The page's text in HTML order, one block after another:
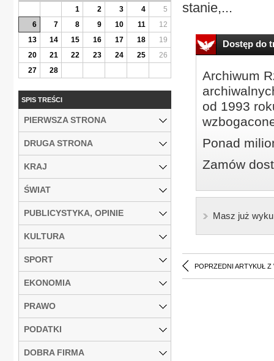
stanie,...
Dostęp do
Archiwum
od 1993
Ponad
Zamów
Masz już
POPRZEDNI ARTYKUŁ Z
1
2 3 4
5
6
7 8 9 10 11
12
13
14 15 16 17 18
19
20
21 22 23 24 25
26
27
28
SPIS TREŚCI
PIERWSZA STRONA
DRUGA STRONA
KRAJ
ŚWIAT
PUBLICYSTYKA, OPINIE
KULTURA
SPORT
EKONOMIA
PRAWO
PODATKI
DOBRA FIRMA